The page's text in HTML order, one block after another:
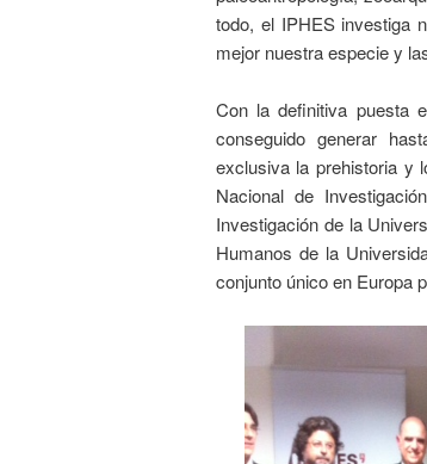
todo, el IPHES investiga
mejor nuestra especie y
Con la definitiva puesta
conseguido generar
exclusiva la prehistoria y
Nacional de
Investigación de la
Humanos de la
conjunto único en Europa